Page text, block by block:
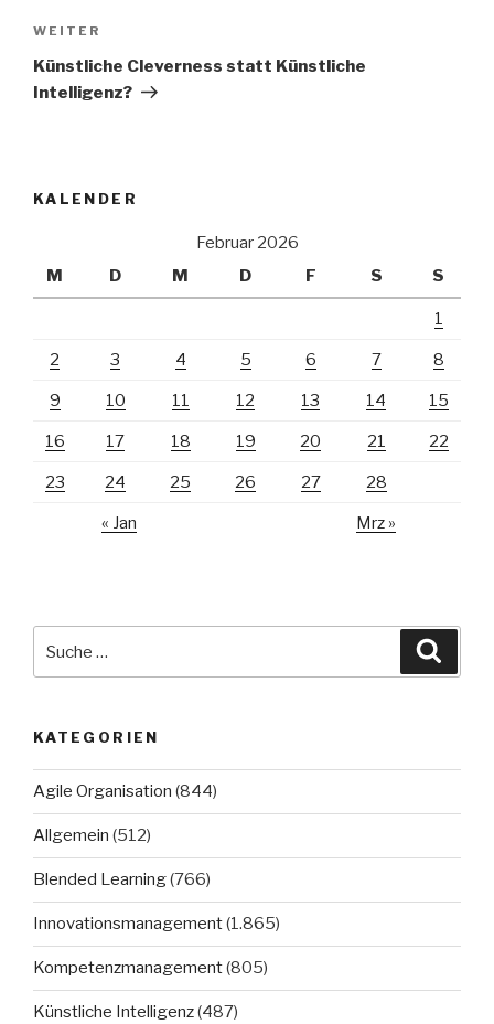
Nächster
Beitrag
WEITER
Künstliche Cleverness statt Künstliche
Intelligenz?
KALENDER
Februar 2026
M
D M D F S S
1
2 3 4 5 6 7 8
9 10 11 12 13 14 15
16 17 18 19 20 21 22
23 24 25 26 27 28
« Jan Mrz »
nach:
KATEGORIEN
Agile Organisation (844)
Allgemein (512)
Blended Learning(766)
Innovationsmanagement(1.865)
Kompetenzmanagement(805)
Künstliche Intelligenz(487)